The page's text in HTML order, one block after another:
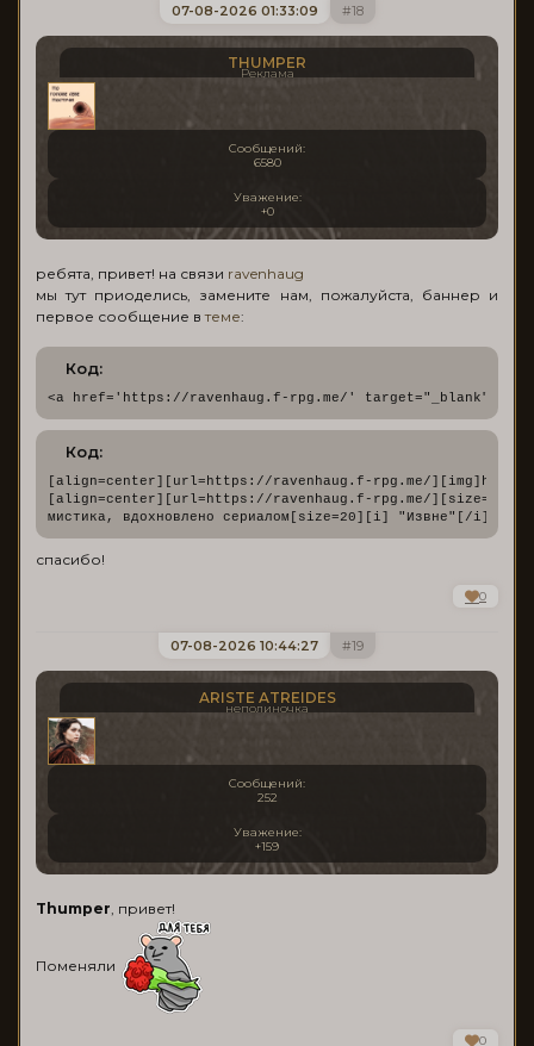
18
07-08-2026 01:33:09
THUMPER
Реклама
Сообщений:
6580
Уважение:
+0
ребята, привет! на связи ravenhaug
мы тут приоделись, замените нам, пожалуйста, баннер и
первое сообщение втеме:
Код:
<a href='https://ravenhaug.f-rpg.me/' target="_blank"
Код:
[align=center][url=https://ravenhaug.f-rpg.me/
[align=center][url=https://ravenhaug.f-rpg.me/
мистика, вдохновлено сериалом[size=20][i] "Извне"[/i][/
спасибо!
0
19
07-08-2026 10:44:27
ARISTE ATREIDES
неполиночка
Сообщений:
252
Уважение:
+159
Thumper, привет!
Поменяли
0